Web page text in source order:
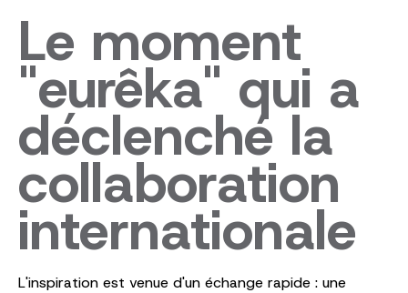
Le moment
"eurêka" qui a
déclenché la
collaboration
internationale
L'inspiration est venue d'un échange rapide : une